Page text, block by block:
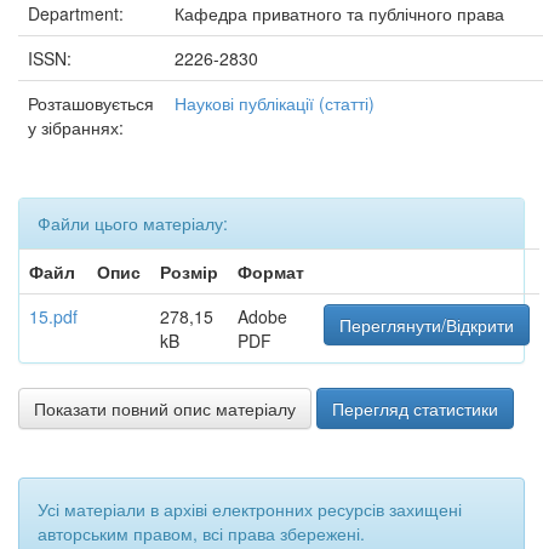
Department:
Кафедра приватного та публічного права
ISSN:
2226-2830
Розташовується
у зібраннях:
Наукові публікації (статті)
Файли цього матеріалу:
Файл
Опис Розмір
Формат
15.pdf
278,15
kB
Adobe
PDF
Переглянути/Відкрити
Показати повний опис матеріалу Перегляд статистики
Усі матеріали в архіві електронних ресурсів захищені
авторським правом, всі права збережені.